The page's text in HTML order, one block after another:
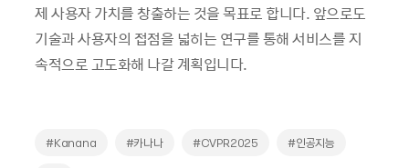
제 사용자 가치를 창출하는 것을 목표로 합니다. 앞으로도
기술과 사용자의 접점을 넓히는 연구를 통해 서비스를 지
속적으로 고도화해 나갈 계획입니다.
#Kanana #카나나 #CVPR2025 #인공지능